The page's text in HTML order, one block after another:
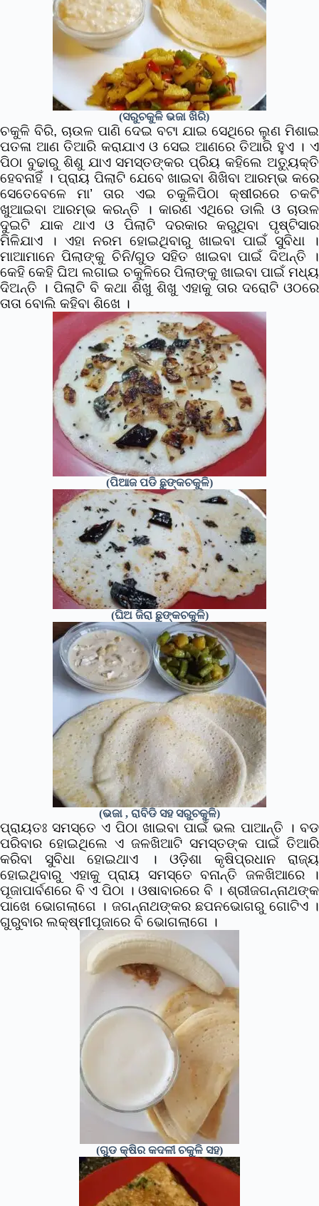
(ସରୁଚକୁଳି ଭଜା ଖିରି)
ଚକୁଳି ବିରି, ଚାଉଳ ପାଣି ଦେଇ ବଟା ଯାଇ ସେଥିରେ ଲୁଣ ମିଶାଇ
ପତଳା ଆଣ ତିଆରି କରାଯାଏ ଓ ସେଇ ଆଣରେ ତିଆରି ହୁଏ । ଏ
ପିଠା ବୁଢାରୁ ଶିଶୁ ଯାଏ ସମସ୍ତଙ୍କର ପ୍ରିୟ କହିଲେ ଅତ୍ୟୁକ୍ତି
ହେବନାହିଁ । ପ୍ରାୟ ପିଲାଟି ଯେବେ ଖାଇବା ଶିଖିବା ଆରମ୍ଭ କରେ
ସେତେବେଳେ ମା’ ତାର ଏଇ ଚକୁଳିପିଠା କ୍ଷୀରରେ ଚକଟି
ଖୁଆଇବା ଆରମ୍ଭ କରନ୍ତି । କାରଣ ଏଥିରେ ଡାଲି ଓ ଚାଉଳ
ଦୁଇଟି ଯାକ ଥାଏ ଓ ପିଲାଟି ଦରକାର କରୁଥିବା ପୃଷ୍ଟିସାର
ମିଳିଯାଏ । ଏହା ନରମ ହୋଇଥିବାରୁ ଖାଇବା ପାଇଁ ସୁବିଧା ।
ମାଆମାନେ ପିଲାଙ୍କୁ ଚିନି/ଗୁଡ ସହିତ ଖାଇବା ପାଇଁ ଦିଅନ୍ତି ।
କେହି କେହି ଘିଅ ଲଗାଇ ଚକୁଳିରେ ପିଲାଙ୍କୁ ଖାଇବା ପାଇଁ ମଧ୍ୟ
ଦିଅନ୍ତି । ପିଲାଟି ବି କଥା ଶିଖୁ ଶିଖୁ ଏହାକୁ ତାର ଦରୋଟି ଓଠରେ
ତାତା ବୋଲି କହିବା ଶିଖେ ।
(ପିଆଜ ପଡି ଛୁଙ୍କଚକୁଳି)
(ଘିଅ ଜିରା ଛୁଙ୍କଚକୁଳି)
(ଭଜା , ରାବିଡି ସହ ସରୁଚକୁଳି)
ପ୍ରାୟତଃ ସମସ୍ତେ ଏ ପିଠା ଖାଇବା ପାଇଁ ଭଲ ପାଆନ୍ତି । ବଡ
ପରିବାର ହୋଇଥିଲେ ଏ ଜଳଖିଆଟି ସମସ୍ତଙ୍କ ପାଇଁ ତିଆରି
କରିବା ସୁବିଧା ହୋଇଥାଏ । ଓଡ଼ିଶା କୃଷିପ୍ରଧାନ ରାଜ୍ୟ
ହୋଇଥିବାରୁ ଏହାକୁ ପ୍ରାୟ ସମସ୍ତେ ବନାନ୍ତି ଜଳଖିଆରେ ।
ପୂଜାପାର୍ବଣରେ ବି ଏ ପିଠା । ଓଷାବାରରେ ବି । ଶ୍ରୀଜଗନ୍ନାଥଙ୍କ
ପାଖେ ଭୋଗଲାଗେ । ଜଗନ୍ନାଥଙ୍କର ଛପନଭୋଗରୁ ଗୋଟିଏ ।
ଗୁରୁବାର ଲକ୍ଷ୍ମୀପୂଜାରେ ବି ଭୋଗଲାଗେ ।
(ଗୁଡ କ୍ଷିର କଦଳୀ ଚକୁଳି ସହ)